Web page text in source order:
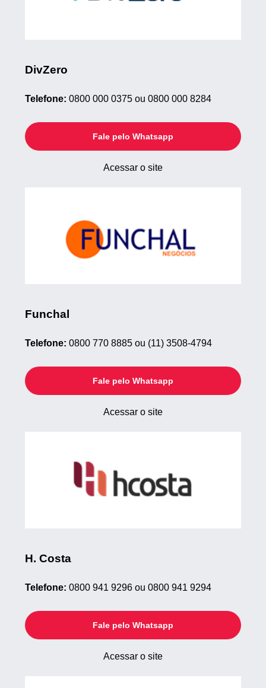
DivZero
Telefone: 0800 000 0375 ou 0800 000 8284
Fale pelo Whatsapp
Acessar o site
Funchal
Telefone: 0800 770 8885 ou (11) 3508-4794
Fale pelo Whatsapp
Acessar o site
H. Costa
Telefone: 0800 941 9296 ou 0800 941 9294
Fale pelo Whatsapp
Acessar o site